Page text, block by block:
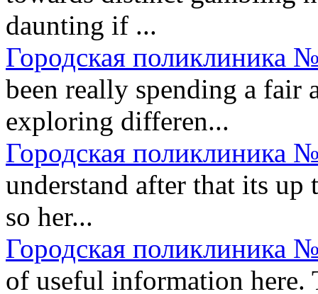
daunting if ...
Городская поликлиника
been really spending a fair
exploring differen...
Городская поликлиника
understand after that its
so her...
Городская поликлиника
of useful information